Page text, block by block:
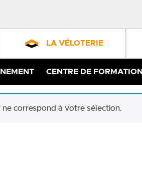
LA VÉLOTERIE
CENTRE DE FORMATION
correspond à votre sélection.